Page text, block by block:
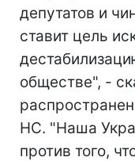
депутатов и
ставит цель
обществе", -
НС. "Наша
против того,